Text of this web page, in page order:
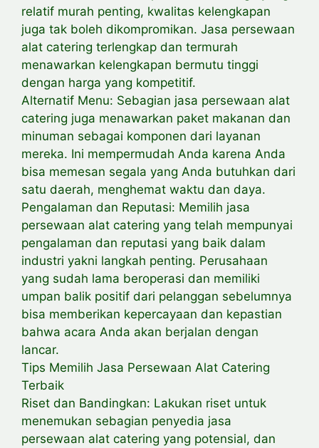
relatif murah penting, kwalitas kelengkapan
juga tak boleh dikompromikan. Jasa persewaan
alat catering terlengkap dan termurah
menawarkan kelengkapan bermutu tinggi
dengan harga yang kompetitif.
Alternatif Menu: Sebagian jasa persewaan alat
catering juga menawarkan paket makanan dan
minuman sebagai komponen dari layanan
mereka. Ini mempermudah Anda karena Anda
bisa memesan segala yang Anda butuhkan dari
satu daerah, menghemat waktu dan daya.
Pengalaman dan Reputasi: Memilih jasa
persewaan alat catering yang telah mempunyai
pengalaman dan reputasi yang baik dalam
industri yakni langkah penting. Perusahaan
yang sudah lama beroperasi dan memiliki
umpan balik positif dari pelanggan sebelumnya
bisa memberikan kepercayaan dan kepastian
bahwa acara Anda akan berjalan dengan
lancar.
Tips Memilih Jasa Persewaan Alat Catering
Terbaik
Riset dan Bandingkan: Lakukan riset untuk
menemukan sebagian penyedia jasa
persewaan alat catering yang potensial, dan